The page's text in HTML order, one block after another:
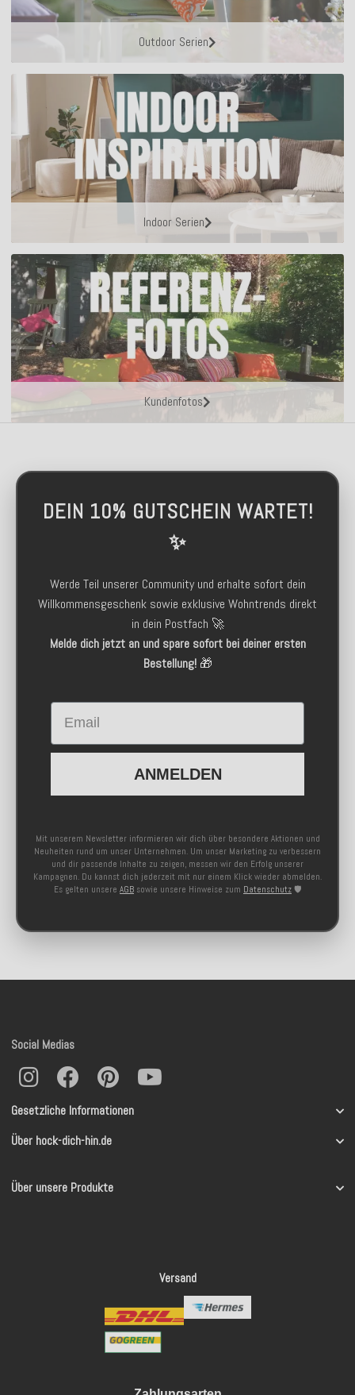
Outdoor Serien
Indoor Serien
Kundenfotos
DEIN 10% GUTSCHEIN WARTET!
✨
Werde Teil unserer Community und erhalte sofort dein
Willkommensgeschenk sowie exklusive Wohntrends direkt
in dein Postfach 🚀
Melde dich jetzt an und spare sofort bei deiner ersten
Bestellung!🎁
Email
ANMELDEN
Mit unserem Newsletter informieren wir dich über besondere Aktionen und
Neuheiten rund um unser Unternehmen. Um unser Marketing zu verbessern
und dir passende Inhalte zu zeigen, messen wir den Erfolg unserer
Kampagnen. Du kannst dich jederzeit mit nur einem Klick wieder abmelden.
Es gelten unsere AGB sowie unsere Hinweise zum Datenschutz 🛡️
Gesetzliche Informationen
Über hock-dich-hin.de
Über unsere Produkte
Social Medias
Versand